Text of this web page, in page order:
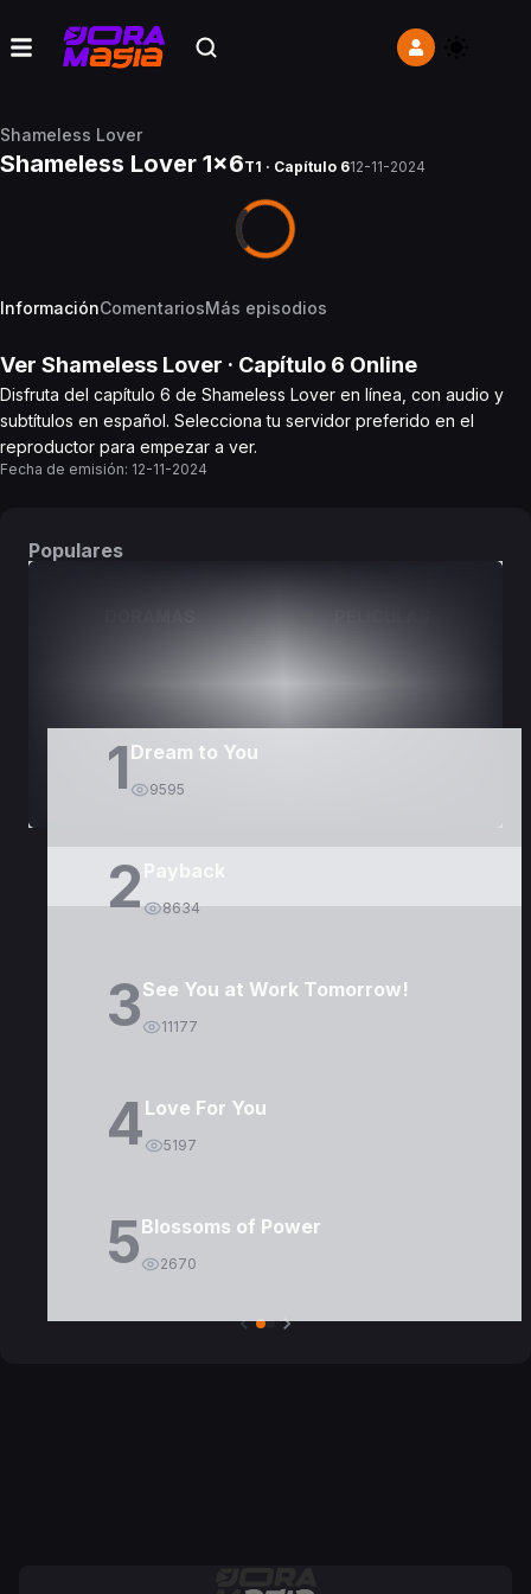
Shameless Lover
Shameless Lover 1x6T1 · Capítulo 612-11-2024
InformaciónComentariosMás episodios
Ver Shameless Lover · Capítulo 6 Online
Disfruta del capítulo 6 de Shameless Lover en línea, con audio y
subtítulos en español. Selecciona tu servidor preferido en el
reproductor para empezar a ver.
Fecha de emisión: 12-11-2024
Populares
1 Dream to You
9595
2 Payback
8634
3See You at Work Tomorrow!
11177
4Love For You
5197
5Blossoms of Power
2670